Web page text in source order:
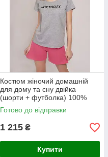
Костюм жіночий домашній
для дому та сну двійка
(шорти + футболка) 100%
бавовна Vivioji Сірий S
(12312)
Готово до відправки
1 215 ₴
Купити